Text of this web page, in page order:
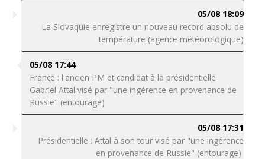
05/08 18:09
La Slovaquie enregistre un nouveau record absolu de
température (agence météorologique)
05/08 17:44
France : l'ancien PM et candidat à la présidentielle
Gabriel Attal visé par "une ingérence en provenance de
Russie" (entourage)
05/08 17:31
Présidentielle : Attal à son tour visé par "une ingérence
en provenance de Russie" (entourage)